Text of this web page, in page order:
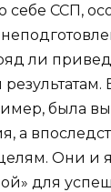
себе ССП,
ли
была
а
Они и
для